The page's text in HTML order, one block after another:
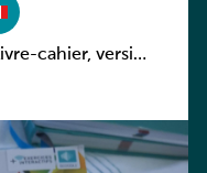
cahier, version